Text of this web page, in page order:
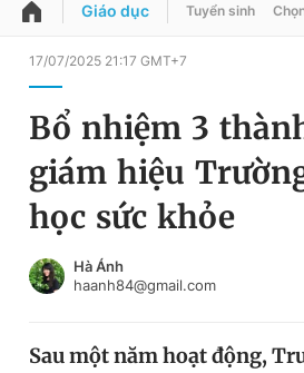
QUẢNG CÁO ĐẶT BÁO
Chuyên mục
Chuyên mục khác
Chào ngày mới
Đổi mật khẩu
Tin đã lưu
Đăng xuất
Giáo dục Tuyển sinh
17/07/2025 21:17 GMT+7
Bổ nhiệm 3
giám hiệu
học sức khỏe
Hà Ánh
haanh84@gmail.com
Sau một năm hoạt động,